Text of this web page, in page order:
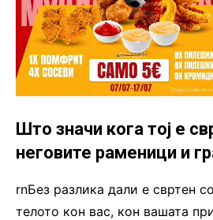
Што значи кога тој е
неговите раменици и
rnБез разлика дали е свртен
телото кон вас, кон вашата